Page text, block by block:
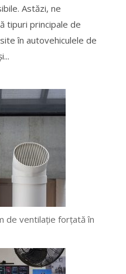
Astăzi, ne
tipuri principale de
în autovehiculele de
de ventilație forțată în